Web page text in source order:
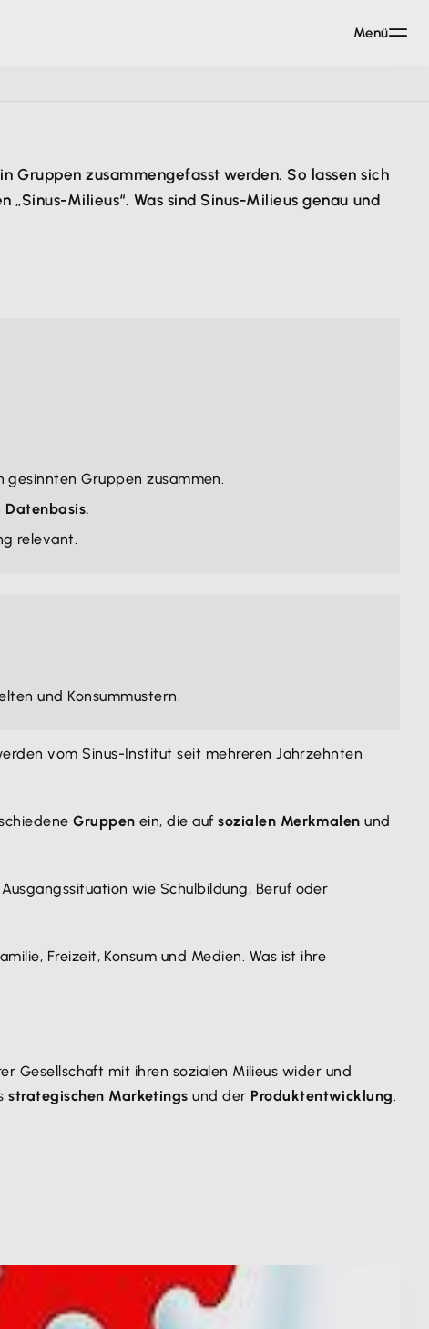
Gruppen zusammengefasst werden. So lassen sich
Milieus“. Was sind Sinus-Milieus genau und
gesinnten Gruppen zusammen.
Datenbasis.
relevant.
und Konsummustern.
vom Sinus-Institut seit mehreren Jahrzehnten
Gruppen ein, die aufsozialen Merkmalen und
Ausgangssituation wie Schulbildung, Beruf oder
Freizeit, Konsum und Medien. Was ist ihre
Gesellschaft mit ihren sozialen Milieus wider und
strategischen Marketings und der Produktentwicklung.
Menü